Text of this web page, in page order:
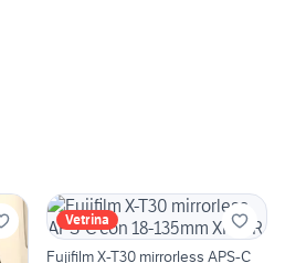
Vetrina
Fujifilm X-T30 mirrorless APS-C